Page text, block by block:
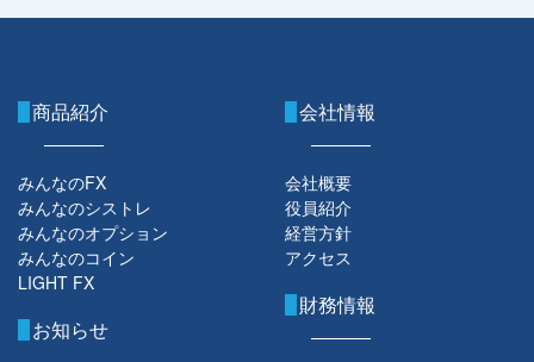
商品紹介
みんなのFX
みんなのシストレ
みんなのオプション
みんなのコイン
LIGHT FX
お知らせ
会社情報
会社概要
役員紹介
経営方針
アクセス
財務情報